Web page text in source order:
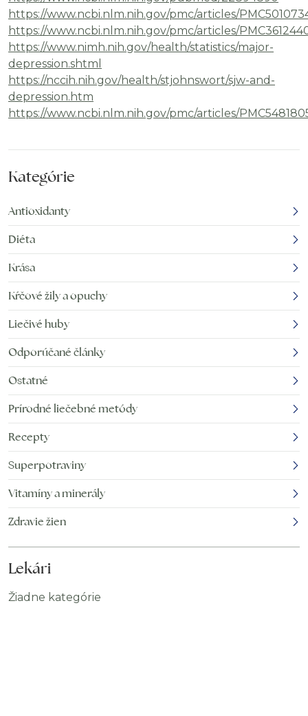
https://www.ncbi.nlm.nih.gov/pmc/articles/
https://www.ncbi.nlm.nih.gov/pmc/articles/
https://www.nimh.nih.gov/health/statistics/major-
depression.shtml
https://nccih.nih.gov/health/stjohnswort/sjw-and-
depression.htm
https://www.ncbi.nlm.nih.gov/pmc/articles/
Kategórie
Antioxidanty
Diéta
Krása
Kŕčové žily a opuchy
Liečivé huby
Odporúčané články
Ostatné
Prírodné liečebné metódy
Recepty
Superpotraviny
Vitamíny a minerály
Zdravie žien
Lekári
Žiadne kategórie